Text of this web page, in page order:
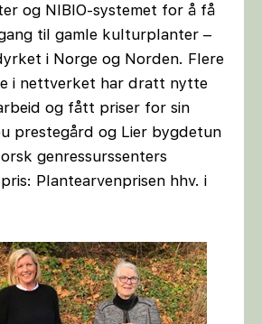
og NIBIO-systemet for å få
til gamle kulturplanter –
i Norge og Norden. Flere
i nettverket har dratt nytte
og fått priser for sin
prestegård og Lier bygdetun
genressurssenters
Plantearvenprisen hhv. i